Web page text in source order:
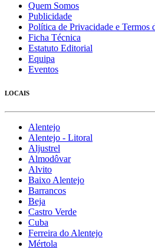
Quem Somos
Publicidade
Política de Privacidade e Termos
Ficha Técnica
Estatuto Editorial
Equipa
Eventos
LOCAIS
Alentejo
Alentejo - Litoral
Aljustrel
Almodôvar
Alvito
Baixo Alentejo
Barrancos
Beja
Castro Verde
Cuba
Ferreira do Alentejo
Mértola